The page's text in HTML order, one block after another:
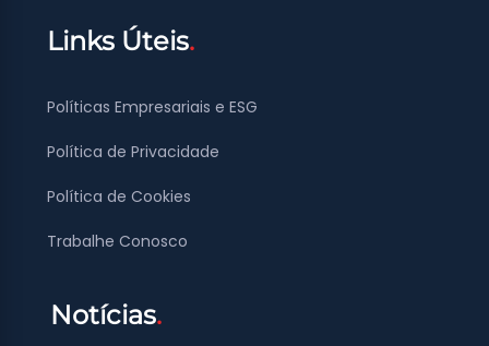
Links Úteis
Políticas Empresariais e ESG
Política de Privacidade
Política de Cookies
Trabalhe Conosco
Notícias